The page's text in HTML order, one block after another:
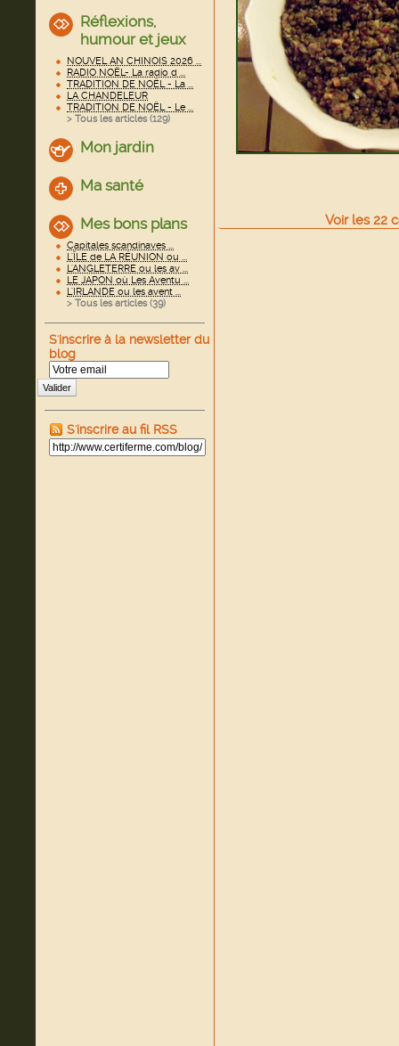
Réflexions,
humour et jeux
NOUVEL AN CHINOIS 2026 ...
RADIO NOËL- La radio d ...
TRADITION DE NOËL - La ...
LA CHANDELEUR
TRADITION DE NOËL - Le ...
> Tous les articles (129)
Mon jardin
Ma santé
Mes bons plans
Capitales scandinaves ...
L'ÎLE de LA RÉUNION ou ...
L'ANGLETERRE ou les av ...
LE JAPON où Les Aventu ...
L'IRLANDE ou les avent ...
> Tous les articles (39)
S'inscrire à la newsletter du
blog
Valider
S'inscrire au fil RSS
Voir les22